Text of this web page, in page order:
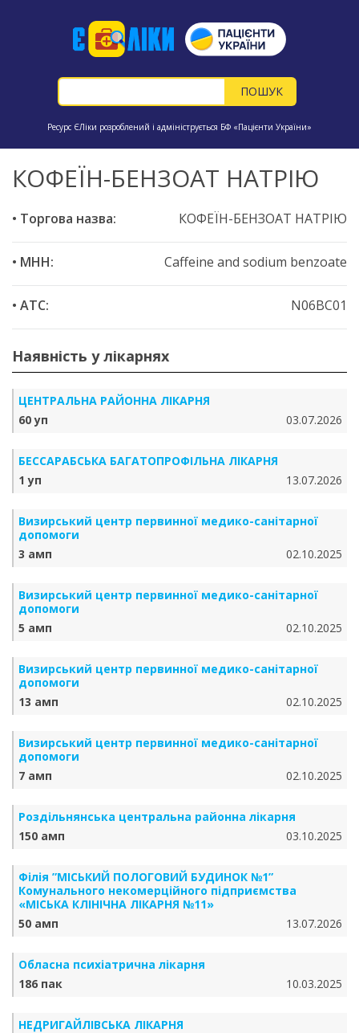
Ресурс ЄЛіки розроблений і адмініструється БФ «Пацієнти України»
КОФЕЇН-БЕНЗОАТ НАТРІЮ
• Торгова назва: КОФЕЇН-БЕНЗОАТ НАТРІЮ
• МНН: Caffeine and sodium benzoate
• ATC: N06BC01
Наявність у лікарнях
ЦЕНТРАЛЬНА РАЙОННА ЛІКАРНЯ
60 уп
03.07.2026
БЕССАРАБСЬКА БАГАТОПРОФІЛЬНА ЛІКАРНЯ
1 уп
13.07.2026
Визирський центр первинної медико-санітарної
допомоги
3 амп
02.10.2025
Визирський центр первинної медико-санітарної
допомоги
5 амп
02.10.2025
Визирський центр первинної медико-санітарної
допомоги
13 амп
02.10.2025
Визирський центр первинної медико-санітарної
допомоги
7 амп
02.10.2025
Роздільнянська центральна районна лікарня
150 амп
03.10.2025
Філія ”МІСЬКИЙ ПОЛОГОВИЙ БУДИНОК №1”
Комунального некомерційного підприємства
«МІСЬКА КЛІНІЧНА ЛІКАРНЯ №11»
50 амп
13.07.2026
Обласна психіатрична лікарня
186 пак
10.03.2025
НЕДРИГАЙЛІВСЬКА ЛІКАРНЯ